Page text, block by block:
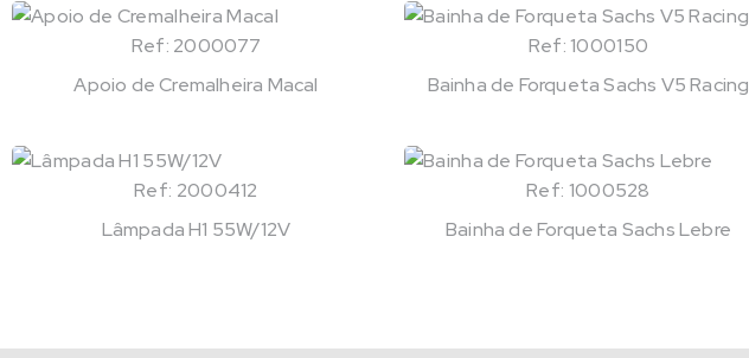
Ref: 2000077
Apoio de Cremalheira Macal
Ref: 1000150
Bainha de Forqueta Sachs V5 Racing
Ref: 2000412
Lâmpada H1 55W/12V
Ref: 1000528
Bainha de Forqueta Sachs Lebre